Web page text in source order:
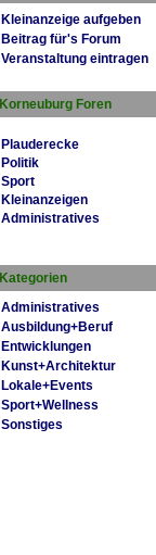
Kleinanzeige aufgeben
Beitrag für's Forum
Veranstaltung eintragen
Korneuburg Foren
Plauderecke
Politik
Sport
Kleinanzeigen
Administratives
Kategorien
Administratives
Ausbildung+Beruf
Entwicklungen
Kunst+Architektur
Lokale+Events
Sport+Wellness
Sonstiges